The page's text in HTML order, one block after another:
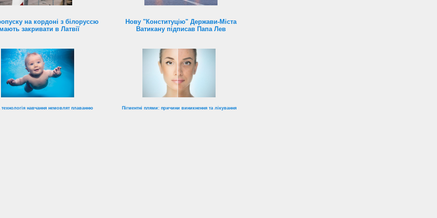
на кордоні з білоруссю
закривати в Латвії
Нову "Конституцію" Держави-Міста
Ватикану підписав Папа Лев
технологія навчання немовлят плаванню Пігментні плями: причини виникнення та лікування